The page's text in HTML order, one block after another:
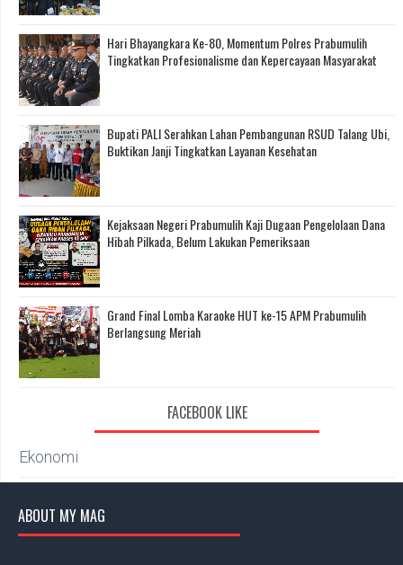
Hari Bhayangkara Ke-80, Momentum Polres Prabumulih
Tingkatkan Profesionalisme dan Kepercayaan Masyarakat
Bupati PALI Serahkan Lahan Pembangunan RSUD Talang Ubi,
Buktikan Janji Tingkatkan Layanan Kesehatan
Kejaksaan Negeri Prabumulih Kaji Dugaan Pengelolaan Dana
Hibah Pilkada, Belum Lakukan Pemeriksaan
Grand Final Lomba Karaoke HUT ke-15 APM Prabumulih
Berlangsung Meriah
FACEBOOK LIKE
Ekonomi
ABOUT MY MAG